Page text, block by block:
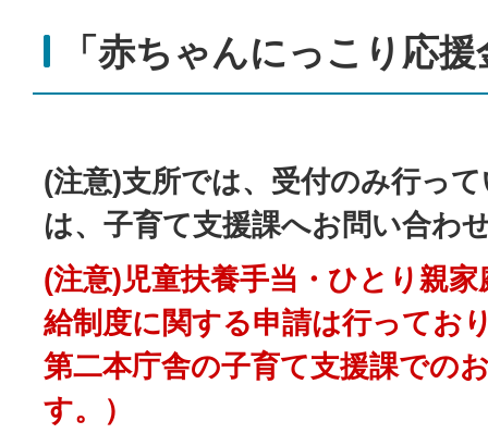
「赤ちゃんにっこり応
(注意)支所では、受付のみ行っ
は、子育て支援課へお問い合わ
(注意)児童扶養手当・ひとり親
給制度に関する申請は行ってお
第二本庁舎の子育て支援課での
す。）